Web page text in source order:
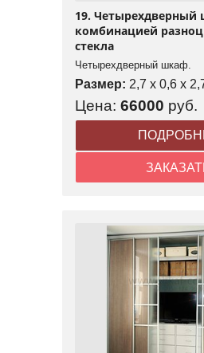
19. Четырехдверный
комбинацией
стекла
Четырехдверный шкаф.
Размер: 2,7 x 0,6 x
Цена: 66000 руб.